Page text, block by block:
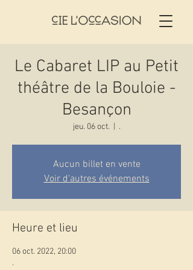
Le Cabaret LIP au Petit
théâtre de la Bouloie -
Besançon
jeu. 06 oct. .
Aucun billet en vente
Voir d'autres événements
Heure et lieu
06 oct. 2022, 20:00
.